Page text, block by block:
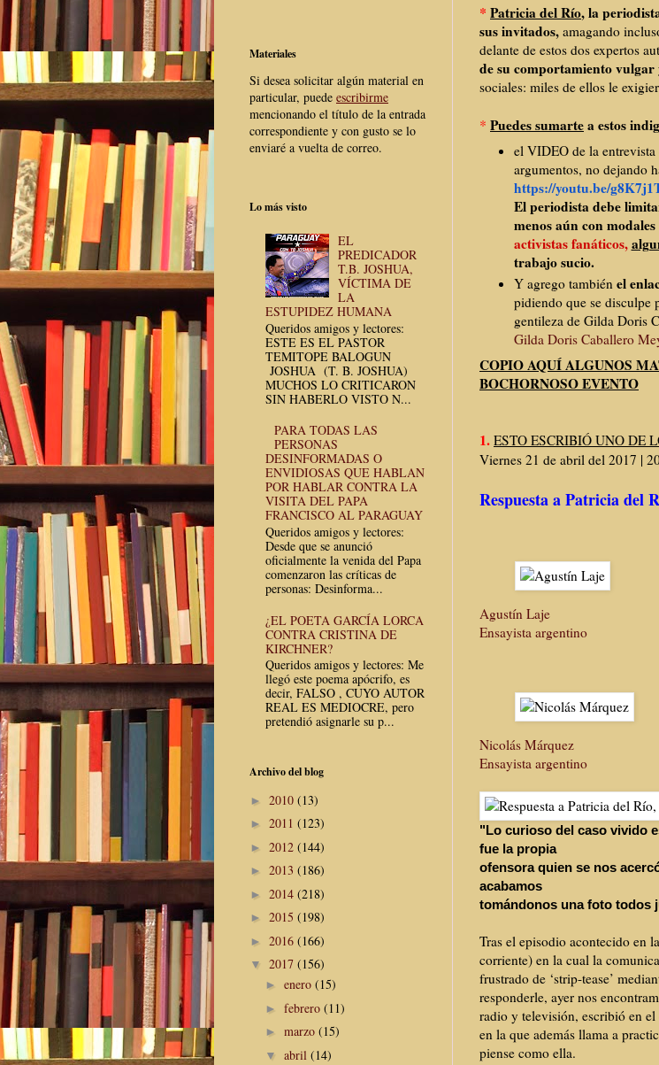
* Patricia del Río, la
sus invitados, amagando
delante de estos dos expertos
de su comportamiento
sociales: miles de ellos le
* Puedes sumartea estos
el VIDEO de la entrevista
argumentos, no dejando
https://youtu.be/
El periodista debe
menos aún con
activistas fanáticos,
trabajo sucio.
Y agrego también el
pidiendo que se disculpe
gentileza de Gilda Doris
Gilda Doris Caballero
COPIO AQUÍ ALGUNOS
BOCHORNOSO EVENTO
1. ESTO ESCRIBIÓ UNO DE
Viernes 21 de abril del 2017 |
Respuesta a Patricia del
Agustín Laje
Ensayista argentino
Nicolás Márquez
Ensayista argentino
"Lo curioso del caso vivido
fue la propia
ofensora quien se nos
acabamos
tomándonos una foto todos
Tras el episodio acontecido en
corriente) en la cual la
frustrado de ‘strip-tease’
responderle, ayer nos
radio y televisión, escribió en
en la que además llama a
piense como ella.
Materiales
Si desea solicitar algún material en
particular, puede escribirme
mencionando el título de la entrada
correspondiente y con gusto se lo
enviaré a vuelta de correo.
Lo más visto
EL
PREDICADOR
T.B. JOSHUA,
VÍCTIMA DE
LA
ESTUPIDEZ HUMANA
Queridos amigos y lectores:
ESTE ES EL PASTOR
TEMITOPE BALOGUN
JOSHUA (T. B. JOSHUA)
MUCHOS LO CRITICARON
SIN HABERLO VISTO N...
PARA TODAS LAS
PERSONAS
DESINFORMADAS O
ENVIDIOSAS QUE HABLAN
POR HABLAR CONTRA LA
VISITA DEL PAPA
FRANCISCO AL PARAGUAY
Queridos amigos y lectores:
Desde que se anunció
oficialmente la venida del Papa
comenzaron las críticas de
personas: Desinforma...
¿EL POETA GARCÍA LORCA
CONTRA CRISTINA DE
KIRCHNER?
Queridos amigos y lectores: Me
llegó este poema apócrifo, es
decir, FALSO , CUYO AUTOR
REAL ES MEDIOCRE, pero
pretendió asignarle su p...
Archivo del blog
► 2010 (13)
► 2011 (123)
► 2012 (144)
► 2013 (186)
► 2014 (218)
► 2015 (198)
► 2016 (166)
▼ 2017 (156)
► enero (15)
► febrero (11)
► marzo (15)
▼ abril (14)